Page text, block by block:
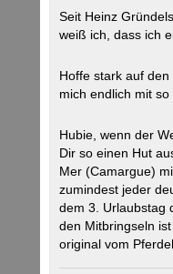
Seit Heinz
weiß ich, dass ich
Hoffe stark auf
mich endlich mit
Hubie, wenn der
Dir so einen Hut
Mer (Camargue)
zumindest jeder
dem 3. Urlaubstag
den Mitbringseln
original vom